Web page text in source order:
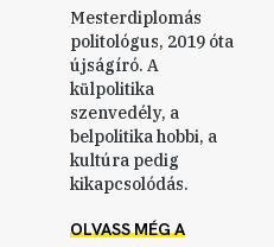
Mesterdiplomás
politológus, 2019 óta
újságíró. A
külpolitika
szenvedély, a
belpolitika hobbi, a
kultúra pedig
kikapcsolódás.
OLVASS MÉG A